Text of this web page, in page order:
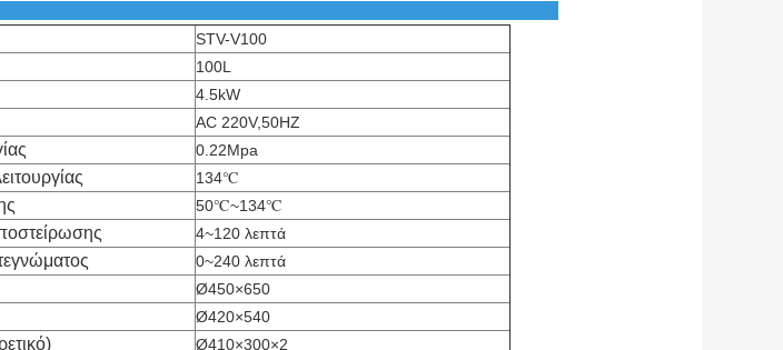
παράμετρος:
STV-V100
100L
4.5kW
AC 220V,50HZ
0.22Mpa
134℃
50℃~134℃
4~120 λεπτά
0~240 λεπτά
Ø450×650
Ø420×540
Ø410×300×2